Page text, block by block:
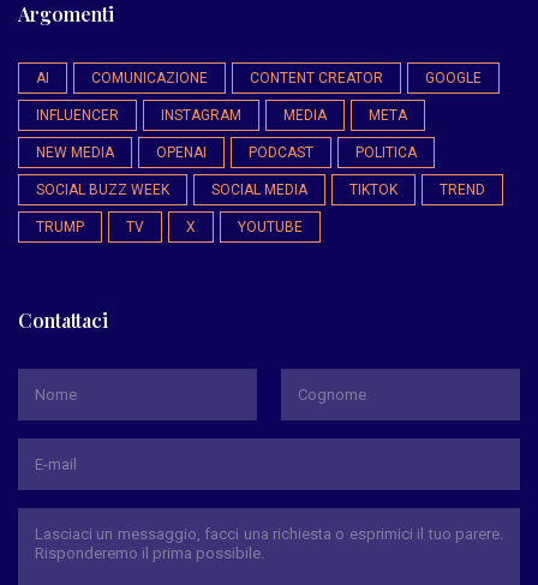
Argomenti
AI COMUNICAZIONE CONTENT CREATOR GOOGLE
INFLUENCER INSTAGRAM MEDIA META
NEW MEDIA OPENAI PODCAST POLITICA
SOCIAL BUZZ WEEK SOCIAL MEDIA TIKTOK TREND
TRUMP TV X YOUTUBE
Contattaci